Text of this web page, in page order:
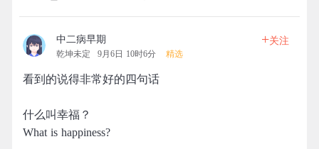
中二病早期
乾坤未定 9月6日 10时6分 精选
+关注
看到的说得非常好的四句话
什么叫幸福？
What is happiness?